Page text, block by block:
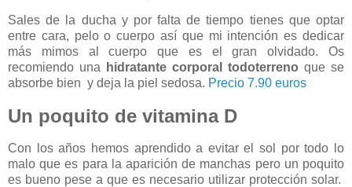
Sales de la ducha y por falta de tiempo tienes que optar
entre cara, pelo o cuerpo así que mi intención es dedicar
más mimos al cuerpo que es el gran olvidado. Os
recomiendo una
hidratante corporal todoterreno que se
absorbe bien y deja la piel sedosa. Precio 7.90 euros
Un poquito de vitamina D
Con los años hemos aprendido a evitar el sol por todo lo
malo que es para la aparición de manchas pero un poquito
es bueno pese a que es necesario utilizar protección solar.